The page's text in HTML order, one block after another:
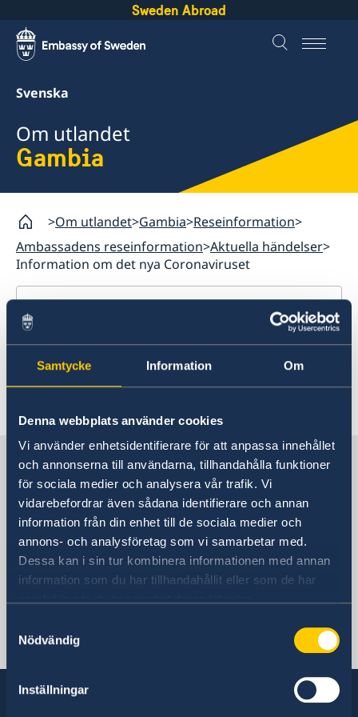
Samtycke Information Om
Denna webbplats använder cookies
Vi använder enhetsidentifierare för att anpassa innehållet
och annonserna till användarna, tillhandahålla funktioner
för sociala medier och analysera vår trafik. Vi
vidarebefordrar även sådana identifierare och annan
information från din enhet till de sociala medier och
annons- och analysföretag som vi samarbetar med.
Dessa kan i sin tur kombinera informationen med annan
information som du har tillhandahållit eller som de har
Nödvändig
Inställningar
Sweden Abroad
Svenska
Om utlandet
Gambia
Om utlandet Gambia Reseinformation
Ambassadens reseinformation Aktuella händelser
Information om det nya Coronaviruset
Gambia
Rösta i Gambia
Hjälp till svenskar i Gambia
Rösta i Gambia
Provisoriskt pass
Reseinformation
Ambassadens reseinformation
Aktuella händelser
Information om det nya Coronaviruset
Allmänna säkerhetsläget
Terrorism
Naturförhållanden och katastrofer
In- och utresebestämmelser
Hälso- och sjukvård
Lokala lagar och sedvänjor
Information med anledning
av det nya coronaviruset
Sverige i Gambia
Sveriges Ambassad
Gambia, Stockholm
Telefon: